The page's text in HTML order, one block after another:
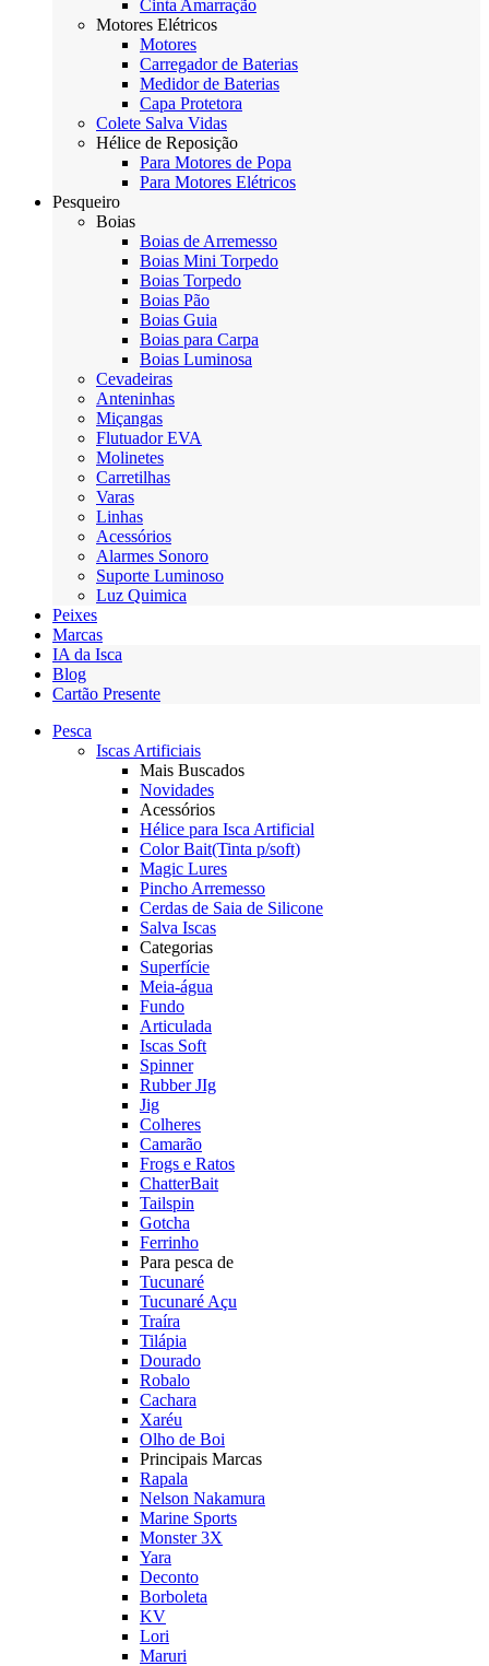
Cinta Amarração
Motores Elétricos
Motores
Carregador de Baterias
Medidor de Baterias
Capa Protetora
Colete Salva Vidas
Hélice de Reposição
Para Motores de Popa
Para Motores Elétricos
Pesqueiro
Boias
Boias de Arremesso
Boias Mini Torpedo
Boias Torpedo
Boias Pão
Boias Guia
Boias para Carpa
Boias Luminosa
Cevadeiras
Anteninhas
Miçangas
Flutuador EVA
Molinetes
Carretilhas
Varas
Linhas
Acessórios
Alarmes Sonoro
Suporte Luminoso
Luz Quimica
Peixes
Marcas
IA da Isca
Blog
Cartão Presente
Pesca
Iscas Artificiais
Mais Buscados
Novidades
Acessórios
Hélice para Isca Artificial
Color Bait(Tinta p/soft)
Magic Lures
Pincho Arremesso
Cerdas de Saia de Silicone
Salva Iscas
Categorias
Superfície
Meia-água
Fundo
Articulada
Iscas Soft
Spinner
Rubber JIg
Jig
Colheres
Camarão
Frogs e Ratos
ChatterBait
Tailspin
Gotcha
Ferrinho
Para pesca de
Tucunaré
Tucunaré Açu
Traíra
Tilápia
Dourado
Robalo
Cachara
Xaréu
Olho de Boi
Principais Marcas
Rapala
Nelson Nakamura
Marine Sports
Monster 3X
Yara
Deconto
Borboleta
KV
Lori
Maruri